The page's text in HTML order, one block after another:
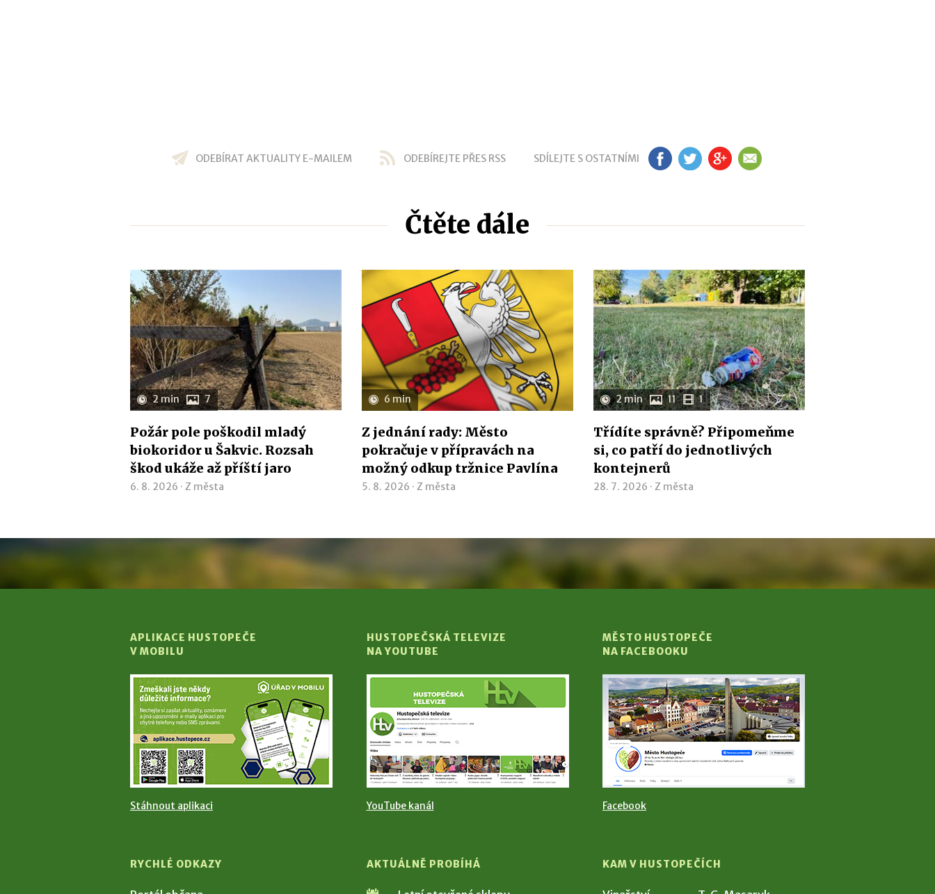
ODEBÍRAT AKTUALITY E-MAILEM ODEBÍREJTE PŘES RSS SDÍLEJTE S OSTATNÍMI FB TW GP EM
Čtěte dále
2 min 7
Požár pole poškodil mladý
biokoridor u Šakvic. Rozsah
škod ukáže až příští jaro
6. 8. 2026 · Z města
6 min
Z jednání rady: Město
pokračuje v přípravách na
možný odkup tržnice Pavlína
5. 8. 2026 ·Z města
2 min 11 1
Třídíte správně? Připomeňme
si, co patří do jednotlivých
kontejnerů
28. 7. 2026 ·Z města
APLIKACE HUSTOPEČE
V MOBILU
Stáhnout aplikaci
HUSTOPEČSKÁ TELEVIZE
NA YOUTUBE
YouTube kanál
MĚSTO HUSTOPEČE
NA FACEBOOKU
Facebook
RYCHLÉ ODKAZY AKTUÁLNĚ PROBÍHÁ KAM V HUSTOPEČÍCH